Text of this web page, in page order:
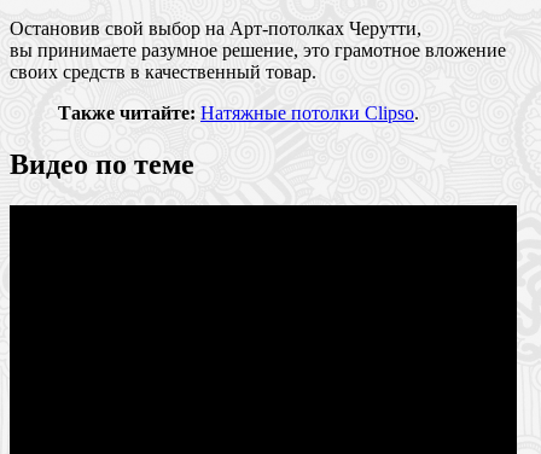
Остановив свой выбор на Арт-потолках Черутти,
вы принимаете разумное решение, это грамотное вложение
своих средств в качественный товар.
Также читайте: Натяжные потолки Clipso.
Видео по теме